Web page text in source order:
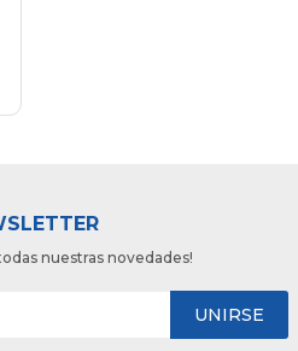
nuestras novedades!
UNIRSE